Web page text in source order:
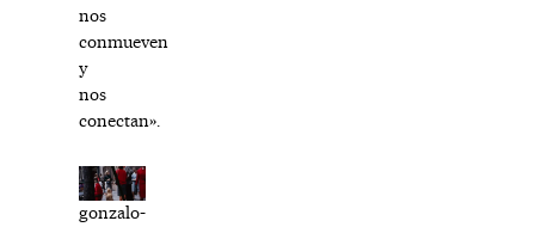
nos
conmueven
y
nos
conectan».
gonzalo-